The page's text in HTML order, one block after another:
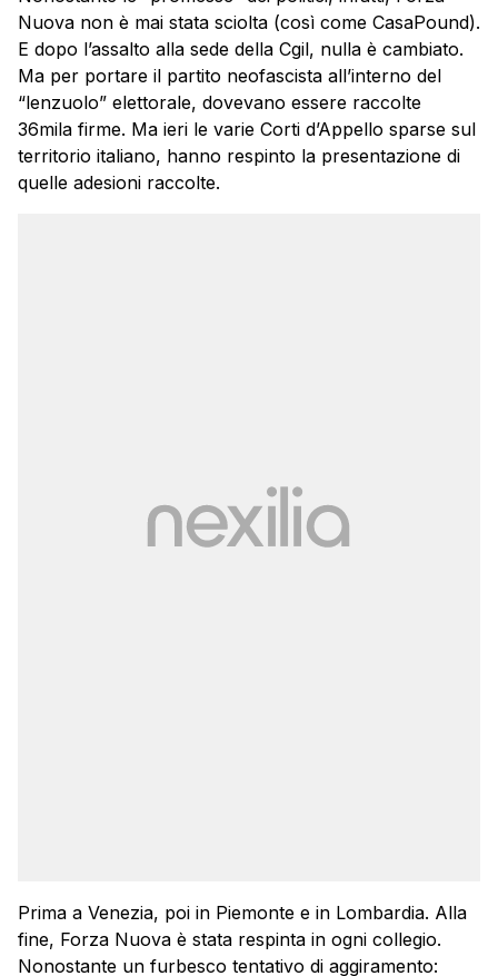
Nuova non è mai stata sciolta (così come CasaPound).
E dopo l’assalto alla sede della Cgil, nulla è cambiato.
Ma per portare il partito neofascista all’interno del
“lenzuolo” elettorale, dovevano essere raccolte
36mila firme. Ma ieri le varie Corti d’Appello sparse sul
territorio italiano, hanno respinto la presentazione di
quelle adesioni raccolte.
Prima a Venezia, poi in Piemonte e in Lombardia. Alla
fine, Forza Nuova è stata respinta in ogni collegio.
Nonostante un furbesco tentativo di aggiramento: